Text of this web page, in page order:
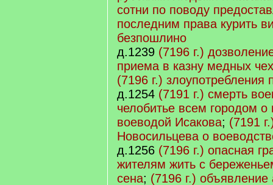
сотни по поводу
последним права курить
безпошлино
д.1239 (7196 г.)
приема в казну медных
(7196 г.) злоупотребления
д.1254 (7191 г.) смерть
челобитье всем городом о
воеводой Исакова; (7191
Новосильцева о
д.1256 (7196 г.) опасная
жителям жить с
сена; (7196 г.)